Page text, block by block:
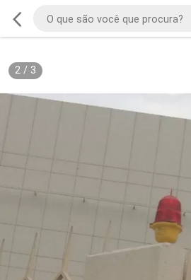
2/ 3